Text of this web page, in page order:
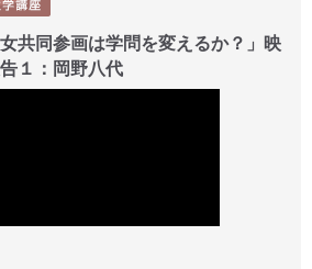
共同参画は学問を変えるか？」映
１：岡野八代